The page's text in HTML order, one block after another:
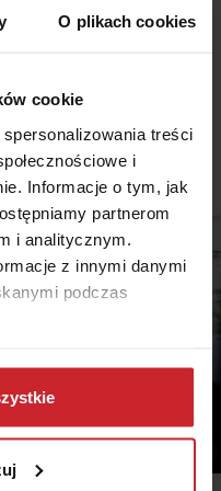
O plikach cookies
cookie
treści
i
Informacje o tym, jak
partnerom
i analitycznym.
z innymi danymi
podczas
kim jesteśmy, jak
w jaki sposób
ramachPolityki
do salonu, ogrodową
i… ubezpieczenia dla
ogromnych centrów
– od produktów
AGD, materiały budowlane i
meble, po produkty finansowe, dotarła z impetem do Szwecji.